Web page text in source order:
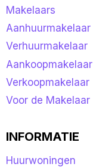
Makelaars
Aanhuurmakelaar
Verhuurmakelaar
Aankoopmakelaar
Verkoopmakelaar
Voor de Makelaar
INFORMATIE
Huurwoningen